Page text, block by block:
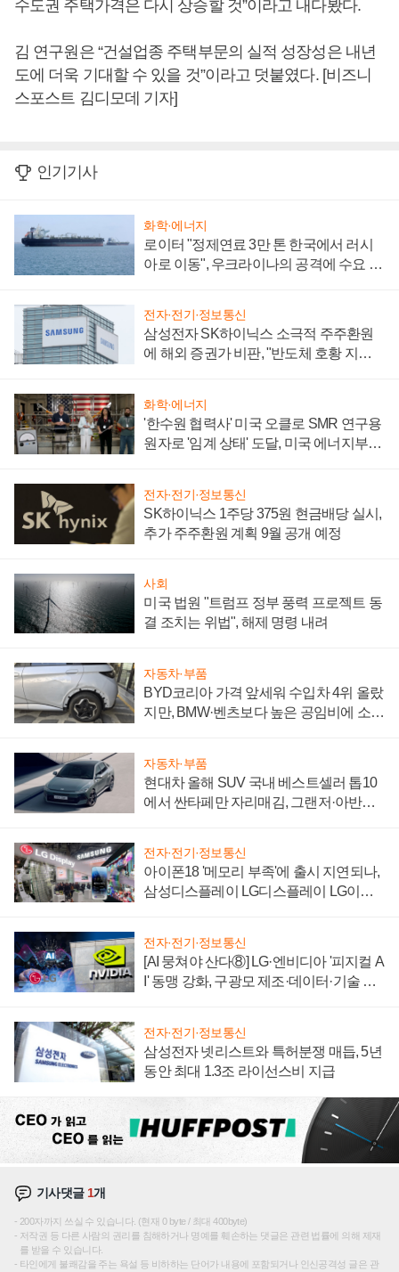
수도권 주택가격은 다시 상승할 것”이라고 내다봤다.
김 연구원은 “건설업종 주택부문의 실적 성장성은 내년
도에 더욱 기대할 수 있을 것”이라고 덧붙였다. [비즈니
스포스트 김디모데 기자]
인기기사
화학·에너지
로이터 "정제연료 3만 톤 한국에서 러시
아로 이동", 우크라이나의 공격에 수요 늘
전자·전기·정보통신
삼성전자 SK하이닉스 소극적 주주환원
에 해외 증권가 비판, "반도체 호황 지속
화학·에너지
'한수원 협력사' 미국 오클로 SMR 연구용
원자로 '임계 상태' 도달, 미국 에너지부
전자·전기·정보통신
SK하이닉스 1주당 375원 현금배당 실시,
추가 주주환원 계획 9월 공개 예정
사회
미국 법원 "트럼프 정부 풍력 프로젝트 동
결 조치는 위법", 해제 명령 내려
자동차·부품
BYD코리아 가격 앞세워 수입차 4위 올랐
지만, BMW·벤츠보다 높은 공임비에 소비
자동차·부품
현대차 올해 SUV 국내 베스트셀러 톱10
에서 싼타페만 자리매김, 그랜저·아반떼
전자·전기·정보통신
아이폰18 '메모리 부족'에 출시 지연되나,
삼성디스플레이 LG디스플레이 LG이노
전자·전기·정보통신
[AI 뭉쳐야 산다⑧] LG·엔비디아 '피지컬 A
I' 동맹 강화, 구광모 제조·데이터·기술 결
전자·전기·정보통신
삼성전자 넷리스트와 특허분쟁 매듭, 5년
동안 최대 1.3조 라이선스비 지급
기사댓글1개
200자까지 쓰실 수 있습니다. (현재 0 byte / 최대 400byte)
저작권 등 다른 사람의 권리를 침해하거나 명예를 훼손하는 댓글은 관련 법률에 의해 제재
를 받을 수 있습니다.
타인에게 불쾌감을 주는 욕설 등 비하하는 단어가 내용에 포함되거나 인신공격성 글은 관